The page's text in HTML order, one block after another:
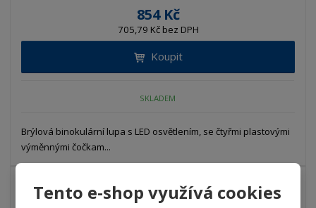
Tento e-shop využívá cookies
854 Kč
705,79 Kč bez DPH
Koupit
SKLADEM
Brýlová binokulární lupa s LED osvětlením, se čtyřmi plastovými
výměnnými čočkam...